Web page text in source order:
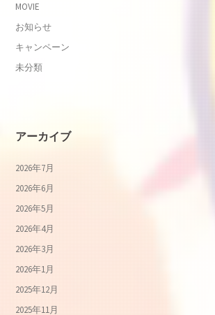
MOVIE
お知らせ
キャンペーン
未分類
アーカイブ
2026年7月
2026年6月
2026年5月
2026年4月
2026年3月
2026年1月
2025年12月
2025年11月